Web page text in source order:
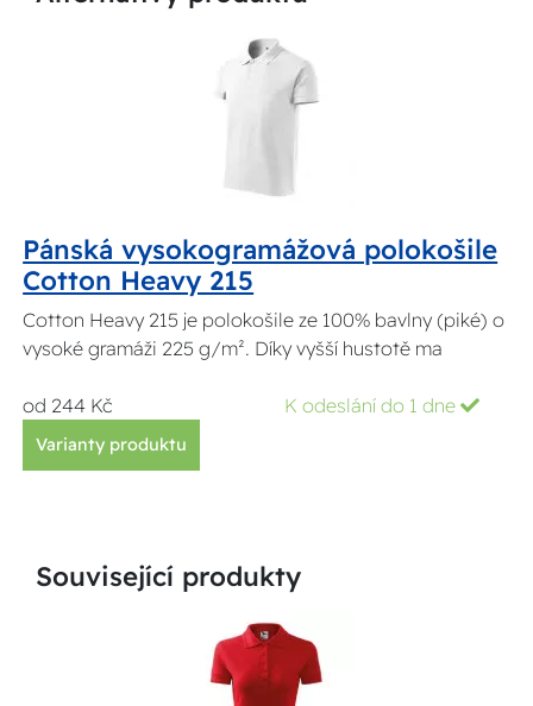
Pánská vysokogramážová polokošile
Cotton Heavy 215
Cotton Heavy 215 je polokošile ze 100% bavlny (piké) o
vysoké gramáži 225 g/m². Díky vyšší hustotě ma
od 244 Kč K odeslání do 1 dne
Varianty produktu
Související produkty